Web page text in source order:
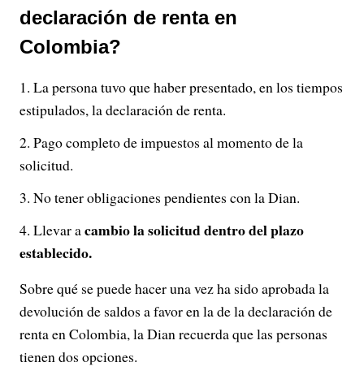
declaración de renta en
Colombia?
La persona tuvo que haber presentado, en los tiempos
estipulados, la declaración de renta.
Pago completo de impuestos al momento de la
solicitud.
No tener obligaciones pendientes con la Dian.
Llevar acambio la solicitud dentro del plazo
establecido.
Sobre qué se puede hacer una vez ha sido aprobada la
devolución de saldos a favor en la de la declaración de
renta en Colombia, la Dian recuerda que las personas
tienen dos opciones.